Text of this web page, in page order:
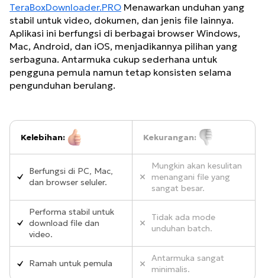
TeraBoxDownloader.PRO Menawarkan unduhan yang
stabil untuk video, dokumen, dan jenis file lainnya.
Aplikasi ini berfungsi di berbagai browser Windows,
Mac, Android, dan iOS, menjadikannya pilihan yang
serbaguna. Antarmuka cukup sederhana untuk
pengguna pemula namun tetap konsisten selama
pengunduhan berulang.
Kelebihan: Kekurangan:
Berfungsi di PC, Mac,
dan browser seluler.
Mungkin akan kesulitan
menangani file yang
sangat besar.
Performa stabil untuk
download file dan
video.
Tidak ada mode
unduhan batch.
Ramah untuk pemula
Antarmuka sangat
minimalis.